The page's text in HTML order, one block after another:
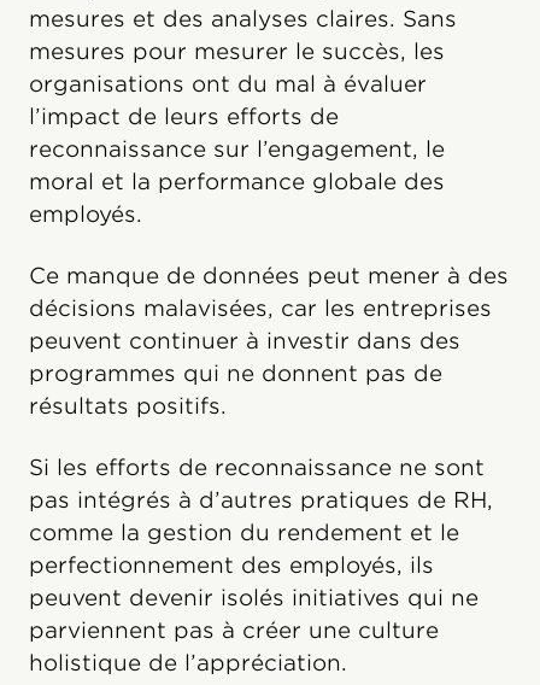
mesures et des analyses claires. Sans
mesures pour mesurer le succès, les
organisations ont du mal à évaluer
l’impact de leurs efforts de
reconnaissance sur l’engagement, le
moral et la performance globale des
employés.
Ce manque de données peut mener à des
décisions malavisées, car les entreprises
peuvent continuer à investir dans des
programmes qui ne donnent pas de
résultats positifs.
Si les efforts de reconnaissance ne sont
pas intégrés à d’autres pratiques de RH,
comme la gestion du rendement et le
perfectionnement des employés, ils
peuvent devenir isolés initiatives qui ne
parviennent pas à créer une culture
holistique de l’appréciation.